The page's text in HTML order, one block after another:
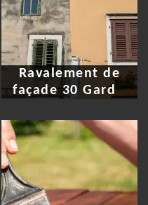
Ravalement de
façade 30 Gard